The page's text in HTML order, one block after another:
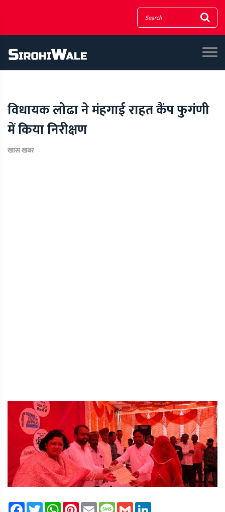
विधायक लोढा ने मंहगाई राहत कैंप फुगंणी
में किया निरीक्षण
खास खबर
FacebookTwitterWhatsAppPinterest
Email Message
Gmail